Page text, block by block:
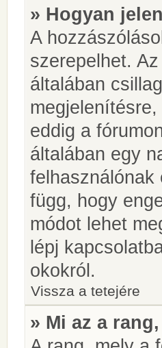
» Hogyan
A
szerepelhet.
általában
eddig a
általában egy
felhasználónak
függ, hogy
módot lehet
lépj
okokról.
Vissza a tetejére
» Mi az a